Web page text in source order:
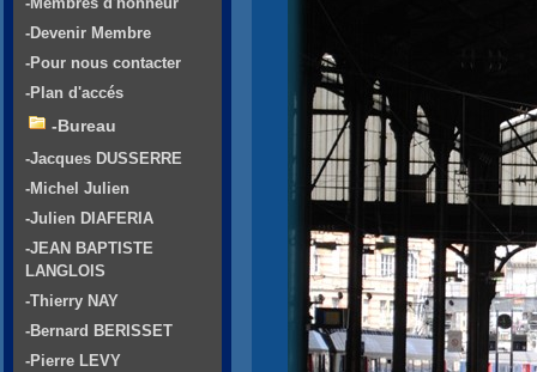
-Devenir Membre
-Pour nous contacter
-Plan d'accés
-Bureau
-Jacques DUSSERRE
-Michel Julien
-Julien DIAFERIA
-JEAN BAPTISTE
LANGLOIS
-Thierry NAY
-Bernard BERISSET
-Pierre LEVY